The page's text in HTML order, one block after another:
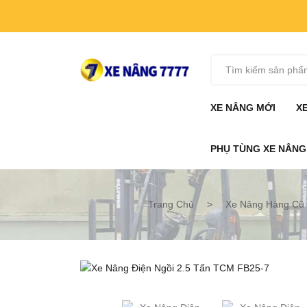
XE NÂNG MỚI
PHỤ TÙNG XE NÂNG
XE NÂNG MỚI
PHỤ TÙNG XE NÂNG
Trang Chủ > Xe Nâng Hàng Cũ